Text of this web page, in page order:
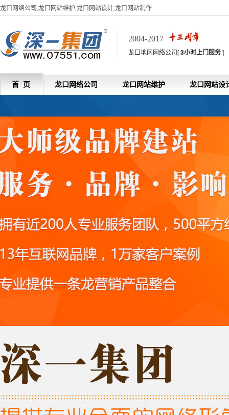
龙口网络公司,龙口网站维护,龙口网站设计,龙口网站制作
2004-2017
龙口地区网络公司[3小时上门服务]
首 页 龙口网络公司 龙口网站维护 龙口网站设